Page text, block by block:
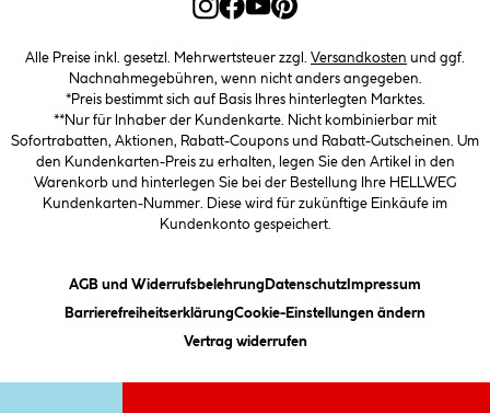
Alle Preise inkl. gesetzl. Mehrwertsteuer zzgl. Versandkosten und ggf.
Nachnahmegebühren, wenn nicht anders angegeben.
*Preis bestimmt sich auf Basis Ihres hinterlegten Marktes.
**Nur für Inhaber der Kundenkarte. Nicht kombinierbar mit
Sofortrabatten, Aktionen, Rabatt-Coupons und Rabatt-Gutscheinen. Um
den Kundenkarten-Preis zu erhalten, legen Sie den Artikel in den
Warenkorb und hinterlegen Sie bei der Bestellung Ihre HELLWEG
Kundenkarten-Nummer. Diese wird für zukünftige Einkäufe im
Kundenkonto gespeichert.
AGB und Widerrufsbelehrung (öffnet ein Dialogfeld)
Datenschutz(öffnet ein Dialogfeld)
Impressum
Barrierefreiheitserklärung(öffnet ein Dialogfeld)
Cookie-Einstellungen ändern(öffnet
Vertrag widerrufen